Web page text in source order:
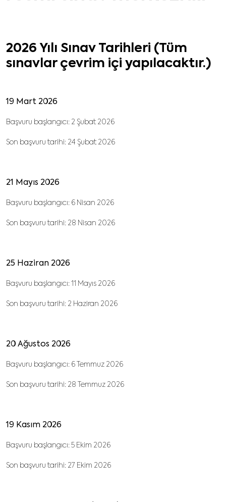
2026 Yılı Sınav Tarihleri (Tüm
sınavlar çevrim içi yapılacaktır.)
19 Mart 2026
Başvuru başlangıcı: 2 Şubat 2026
Son başvuru tarihi: 24 Şubat 2026
21 Mayıs 2026
Başvuru başlangıcı: 6 Nisan 2026
Son başvuru tarihi: 28 Nisan 2026
25 Haziran 2026
Başvuru başlangıcı: 11 Mayıs 2026
Son başvuru tarihi: 2 Haziran 2026
20 Ağustos 2026
Başvuru başlangıcı: 6 Temmuz 2026
Son başvuru tarihi: 28 Temmuz 2026
19 Kasım 2026
Başvuru başlangıcı: 5 Ekim 2026
Son başvuru tarihi: 27 Ekim 2026